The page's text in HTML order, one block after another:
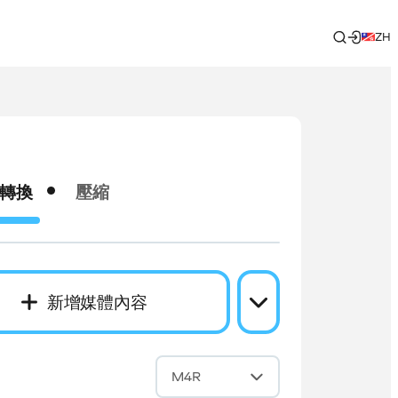
ZH
轉換 壓縮
新增媒體內容
M4R